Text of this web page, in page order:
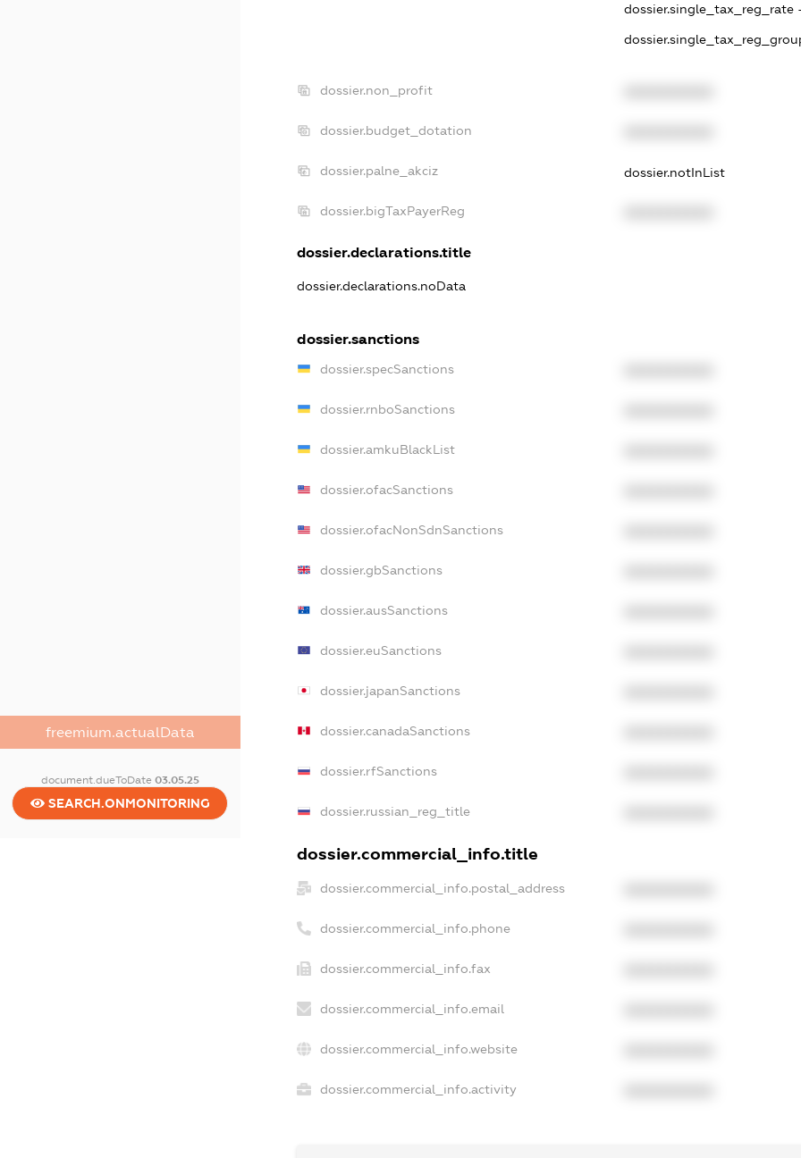
freemium.actualData
document.dueToDate 03.05.25
SEARCH.ONMONITORING
dossier.single_tax_reg_rate
dossier.non_profit
dossier.budget_dotation
dossier.palne_akciz dossier.notInList
dossier.bigTaxPayerReg
dossier.declarations.title
dossier.declarations.noData
dossier.sanctions
dossier.specSanctions
dossier.rnboSanctions
dossier.amkuBlackList
dossier.ofacSanctions
dossier.ofacNonSdnSanctions
dossier.gbSanctions
dossier.ausSanctions
dossier.euSanctions
dossier.japanSanctions
dossier.canadaSanctions
dossier.rfSanctions
dossier.russian_reg_title
dossier.commercial_info.title
dossier.commercial_info.postal_address
dossier.commercial_info.phone
dossier.commercial_info.fax
dossier.commercial_info.email
dossier.commercial_info.website
dossier.commercial_info.activity